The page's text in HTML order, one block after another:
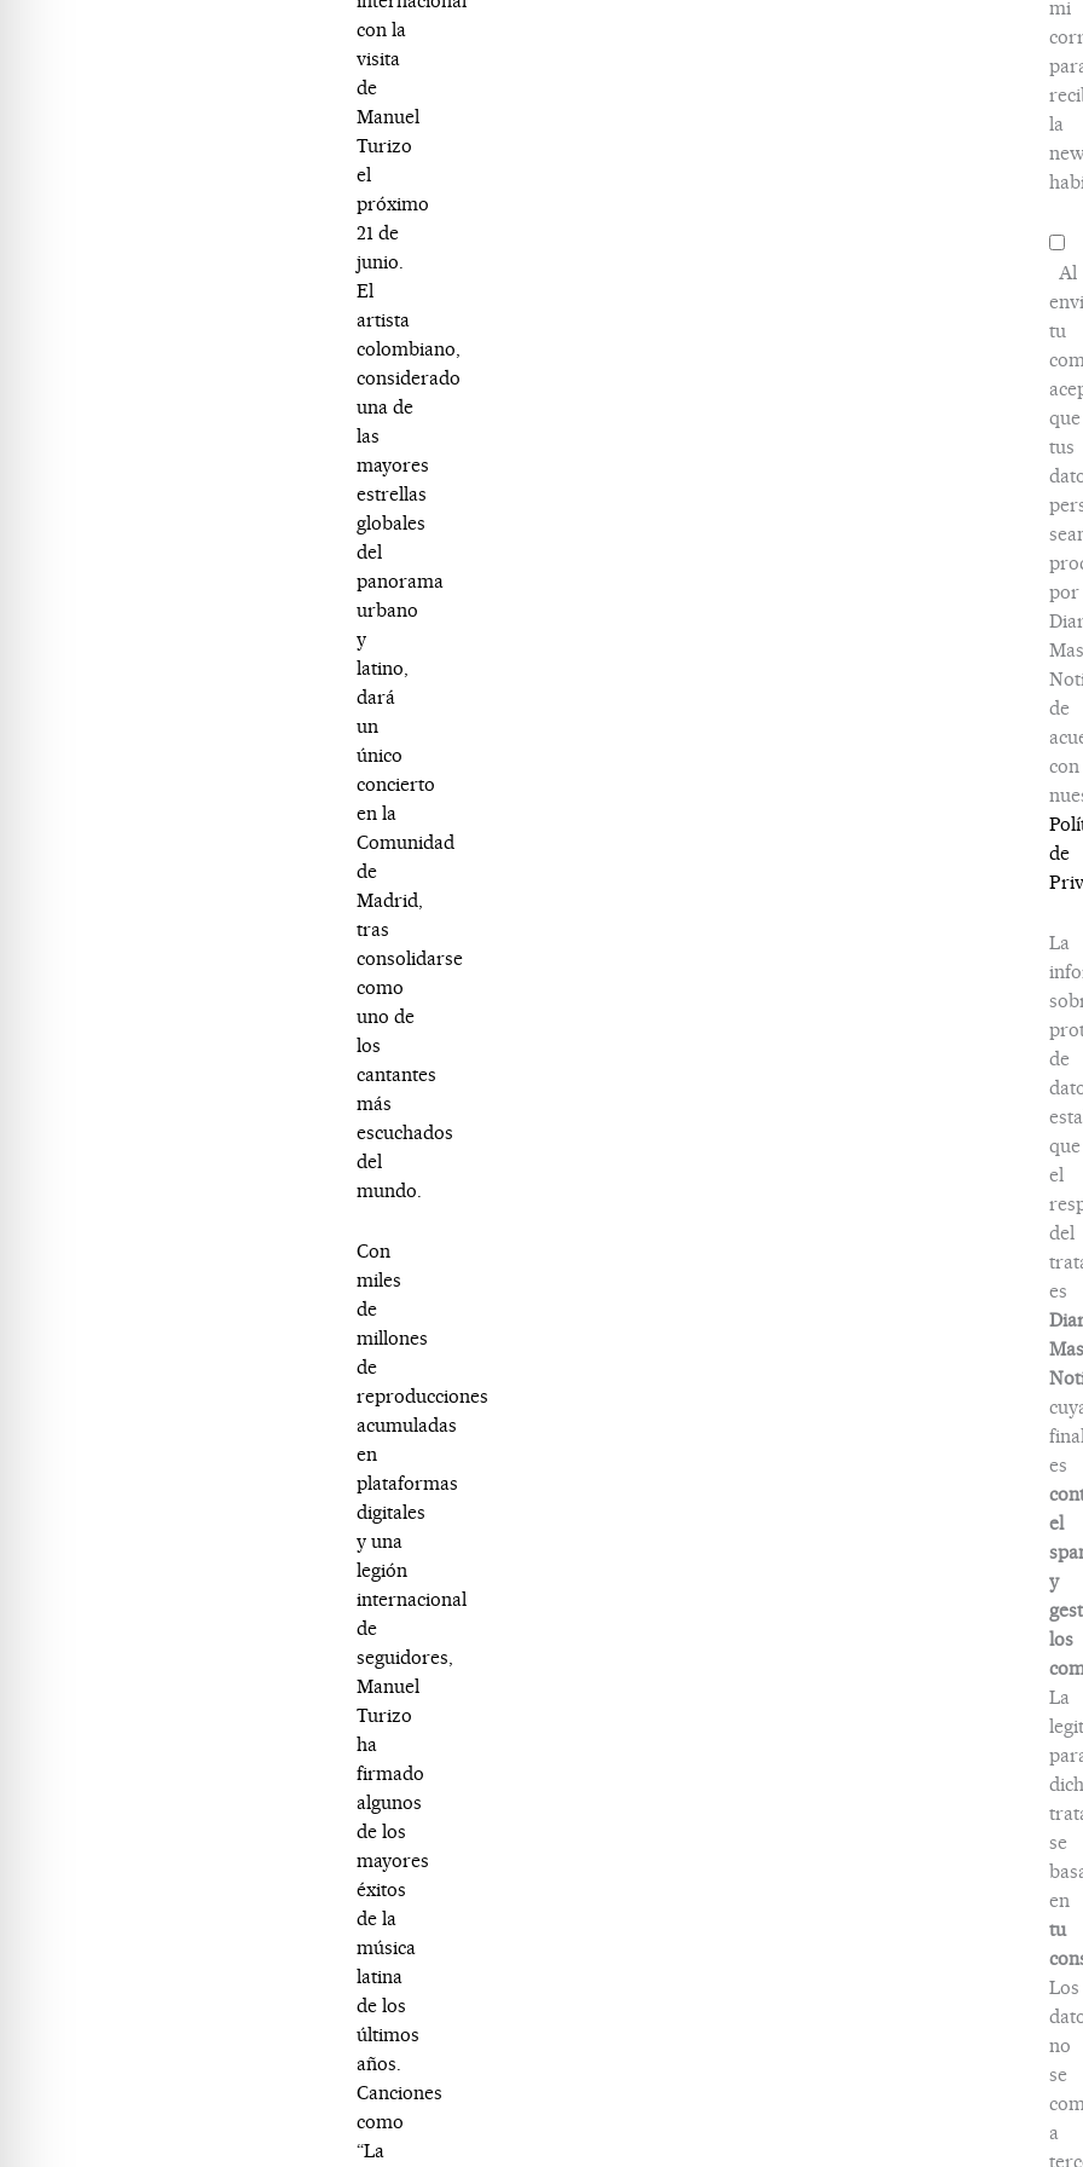
con la
visita
de
Manuel
Turizo
el
próximo
21 de
junio.
El
artista
colombiano,
considerado
una de
las
mayores
estrellas
globales
del
panorama
urbano
y
latino,
dará
un
único
concierto
en la
Comunidad
de
Madrid,
tras
consolidarse
como
uno de
los
cantantes
más
escuchados
del
mundo.
Con
miles
de
millones
de
reproducciones
acumuladas
en
plataformas
digitales
y una
legión
internacional
de
seguidores,
Manuel
Turizo
ha
firmado
algunos
de los
mayores
éxitos
de la
música
latina
de los
últimos
años.
Canciones
como
“La
mi
la
Al
tu
que
tus
por
Mas
de
con
de
La
de
que
el
del
es
Mas
es
el
y
los
La
se
en
tu
Los
no
se
a